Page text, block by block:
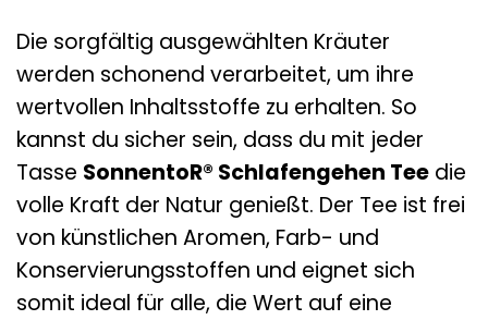
Die sorgfältig ausgewählten Kräuter
werden schonend verarbeitet, um ihre
wertvollen Inhaltsstoffe zu erhalten. So
kannst du sicher sein, dass du mit jeder
Tasse SonnentoR® Schlafengehen Tee die
volle Kraft der Natur genießt. Der Tee ist frei
von künstlichen Aromen, Farb- und
Konservierungsstoffen und eignet sich
somit ideal für alle, die Wert auf eine